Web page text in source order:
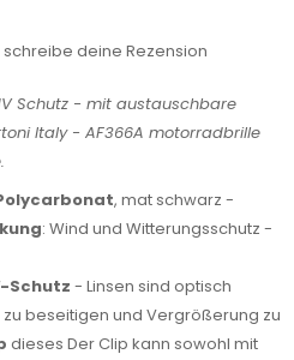
schreibe deine Rezension
Schutz - mit austauschbare
Italy - AF366A motorradbrille
, mat schwarz -
: Wind und Witterungsschutz -
Schutz - Linsen sind optisch
beseitigen und Vergrößerung zu
dieses Der Clip kann sowohl mit